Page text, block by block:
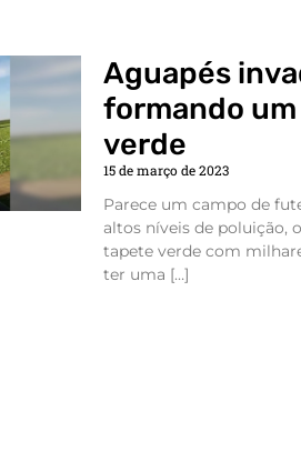
Aguapés
formando
verde
15 de março de 2023
Parece um campo de
altos níveis de poluição,
tapete verde com
ter uma […]